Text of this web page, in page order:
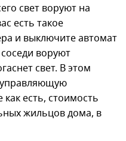
свет воруют на
есть такое
и выключите автомат
воруют
свет. В этом
есть, стоимость
жильцов дома, в